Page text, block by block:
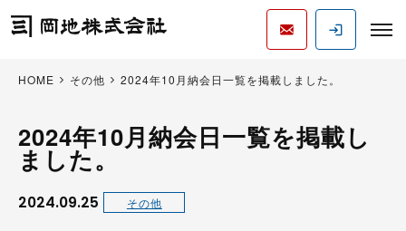
HOME その他 2024年10月納会日一覧を掲載しました。
2024年10月納会日一覧を掲載し
ました。
2024.09.25 その他